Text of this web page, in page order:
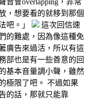
，想要看的就移到那個
吧。」
這次回信速
的難處，因為像這種免
廣告來過活，所以有這
部也是有一些善意的回
基本音量調小聲，雖然
極限了吧。 不過如果
的話，那就只能靠